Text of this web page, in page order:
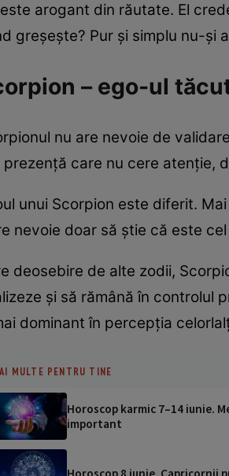
arogant din răutate. El
greșește? Pur și simplu nu-și
– ego-ul
nu are nevoie de
prezență care nu cere atenție,
unui Scorpion este diferit.
nevoie doar să știe că este
deosebire de alte zodii,
și să rămână în controlul
dominant în percepția
MULTE PENTRU TINE
Horoscop karmic 7–14 iunie.
important
Horoscop 8 iunie. Capricornii